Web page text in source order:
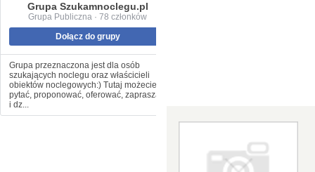
Grupa Szukamnoclegu.pl
Grupa Publiczna · 78 członków
Dołącz do grupy
Grupa przeznaczona jest dla osób
szukających noclegu oraz właścicieli
obiektów noclegowych:) Tutaj możecie
pytać, proponować, oferować, zapraszać
i dz...